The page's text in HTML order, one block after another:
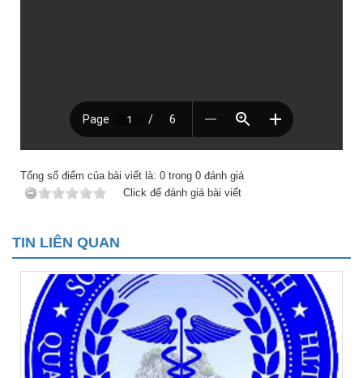
Tổng số điểm của bài viết là: 0 trong 0 đánh giá
Click để đánh giá bài viết
TIN LIÊN QUAN